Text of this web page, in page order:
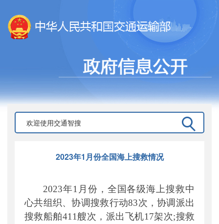
2023年1月份全国海上搜救情况
2023年1 月份，全国各级海上搜救中
心共组织、协调搜救行动83次，协调派出
搜救船舶411艘次，派出飞机17架次;搜救